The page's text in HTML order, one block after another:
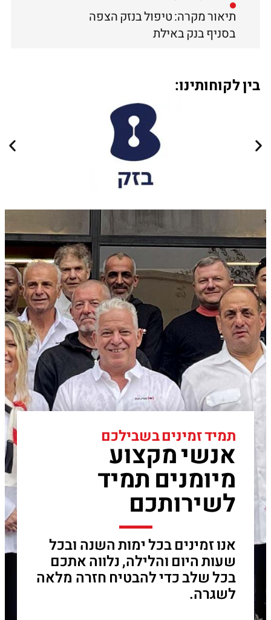
תיאור מקרה: טיפול בנזק הצפה
בסניף בנק באילת
בין לקוחותינו:
תמיד זמינים בשבילכם
אנשי מקצוע
מיומנים תמיד
לשירותכם
אנו זמינים בכל ימות השנה ובכל
שעות היום והלילה, נלווה אתכם
בכל שלב כדי להבטיח חזרה מלאה
לשגרה.